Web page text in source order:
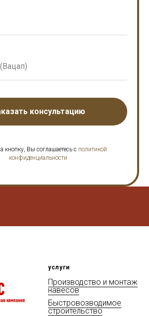
консультацию
кнопку, Вы соглашаетесь с политикой
конфиденциальности
услуги
Производство и монтаж
навесов
Быстровозводимое
строительство